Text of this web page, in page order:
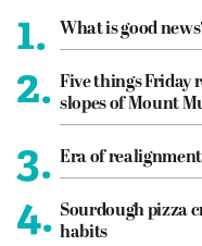
1. What is good
2. Five things Friday
slopes of Mount
3. Era of realignment
4. Sourdough pizza
habits